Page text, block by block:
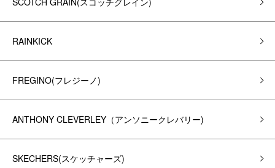
RAINKICK
FREGINO(フレジーノ)
ANTHONY CLEVERLEY（アンソニークレバリー)
SKECHERS(スケッチャーズ)